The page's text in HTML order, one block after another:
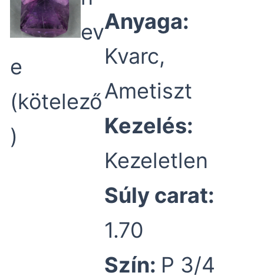
Anyaga:
Kvarc,
Ametiszt
Kezelés:
Kezeletlen
Súly carat:
1.70
Szín: P 3/4
ev
e
(kötelező
)